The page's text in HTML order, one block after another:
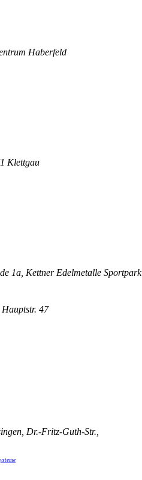
Haberfeld
Klettgau
1a, Kettner Edelmetalle Sportpark
Hauptstr. 47
Dr.-Fritz-Guth-Str.,